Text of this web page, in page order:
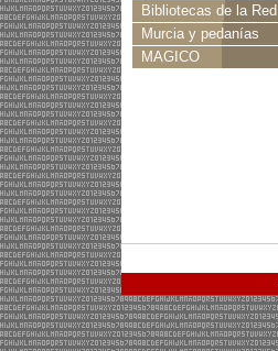
Bibliotecas de la Red
Murcia y pedanías
MAGICO